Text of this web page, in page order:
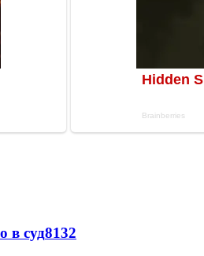
в суд8132